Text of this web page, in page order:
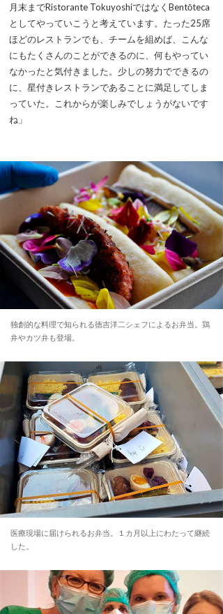
月末までRistorante TokuyoshiではなくBentōteca
としてやっていこうと考えています。たった25席
ほどのレストランでも、チームを組めば、こんな
にもたくさんのことができるのに、何もやってい
なかったと気付きました。少しの努力でできるの
に、星付きレストランであることに満足してしま
っていた。これからが楽しみでしょうがないです
ね」
独創的な料理で知られる徳吉洋二シェフによるお弁当。鶏
弁やカツ弁も登場。
医療現場に届けられるお弁当。１カ月以上にわたって継続
した。